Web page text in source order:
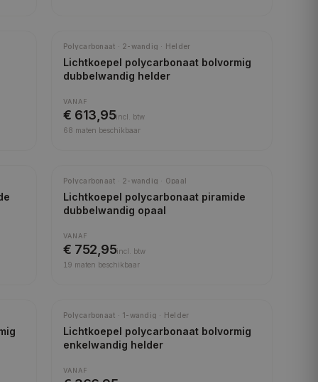
Polycarbonaat · 2-wandig · Helder
Lichtkoepel polycarbonaat bolvormig
dubbelwandig helder
VANAF
€ 613,95incl.
btw
68 maten beschikbaar
Polycarbonaat · 2-wandig · Opaal
Lichtkoepel polycarbonaat piramide
dubbelwandig opaal
VANAF
€ 752,95incl.
btw
19 maten beschikbaar
Polycarbonaat · 1-wandig · Helder
Lichtkoepel polycarbonaat bolvormig
enkelwandig helder
VANAF